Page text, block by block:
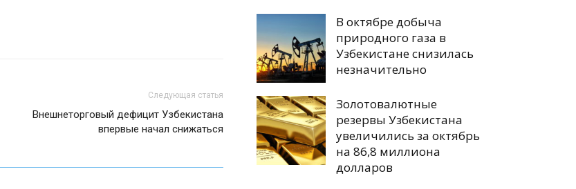
Следующая статья
Внешнеторговый дефицит Узбекистана
впервые начал снижаться
В октябре добыча
природного газа в
Узбекистане снизилась
незначительно
Золотовалютные
резервы Узбекистана
увеличились за октябрь
на 86,8 миллиона
долларов